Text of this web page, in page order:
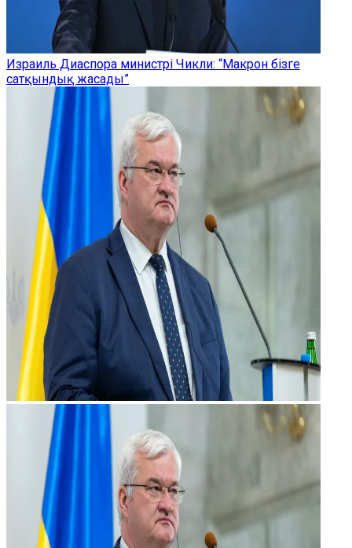
Израиль Диаспора министрі Чикли: “Макрон бізге
сатқындық жасады”